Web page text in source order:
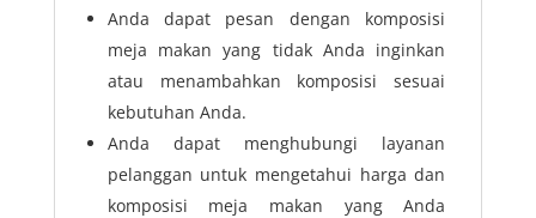
Anda dapat pesan dengan komposisi
meja makan yang tidak Anda inginkan
atau menambahkan komposisi sesuai
kebutuhan Anda.
Anda dapat menghubungi layanan
pelanggan untuk mengetahui harga dan
komposisi meja makan yang Anda